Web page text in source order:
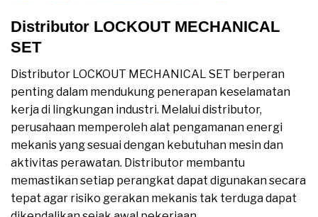
Distributor LOCKOUT MECHANICAL
SET
Distributor LOCKOUT MECHANICAL SET berperan
penting dalam mendukung penerapan keselamatan
kerja di lingkungan industri. Melalui distributor,
perusahaan memperoleh alat pengamanan energi
mekanis yang sesuai dengan kebutuhan mesin dan
aktivitas perawatan. Distributor membantu
memastikan setiap perangkat dapat digunakan secara
tepat agar risiko gerakan mekanis tak terduga dapat